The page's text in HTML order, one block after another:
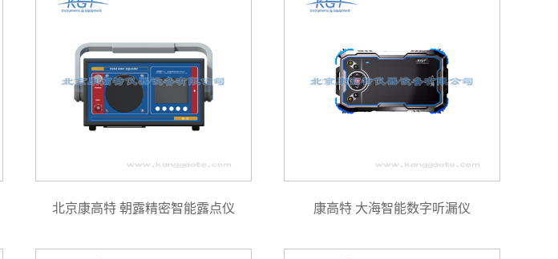
北京康高特 朝露精密智能露点仪 康高特 大海智能数字听漏仪